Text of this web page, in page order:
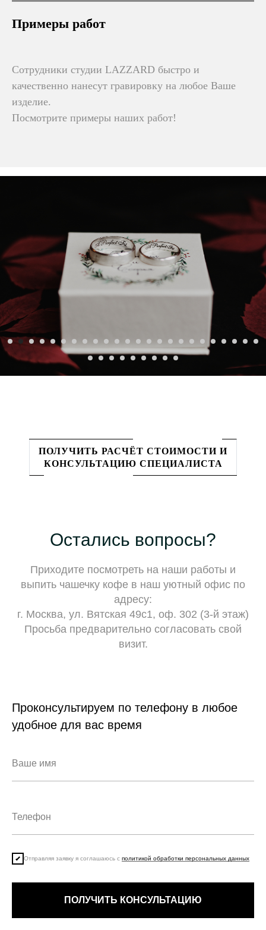
Примеры работ
Сотрудники студии LAZZARD быстро и
качественно нанесут гравировку на любое Ваше
изделие.
Посмотрите примеры наших работ!
ПОЛУЧИТЬ РАСЧЁТ СТОИМОСТИ И
КОНСУЛЬТАЦИЮ СПЕЦИАЛИСТА
Остались вопросы?
Приходите посмотреть на наши работы и
выпить чашечку кофе в наш уютный офис по
адресу:
г. Москва, ул. Вятская 49с1, оф. 302 (3-й этаж)
Просьба предварительно согласовать свой
визит.
Проконсультируем по телефону в любое
удобное для вас время
Отправляя заявку я соглашаюсь с политикой обработки персональных данных
ПОЛУЧИТЬ КОНСУЛЬТАЦИЮ